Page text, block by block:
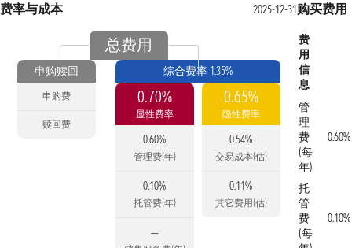
费率与成本 2025-12-31
总费用
申购赎回
申购费
赎回费
综合费率 1.35%
0.70%
显性费率
0.60%
管理费(年)
0.10%
托管费(年)
—
0.65%
隐性费率
0.54%
交易成本(估)
0.11%
其它费用(估)
购买费用
费
用
信
息
管
理
费
(每
年)
0.60%
托
管
费
(每
0.10%